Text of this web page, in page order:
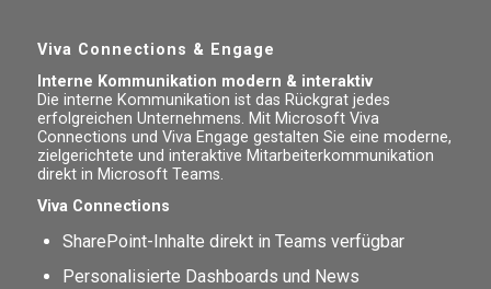
Viva Connections & Engage
Interne Kommunikation modern & interaktiv
Die interne Kommunikation ist das Rückgrat jedes
erfolgreichen Unternehmens. Mit Microsoft Viva
Connections und Viva Engage gestalten Sie eine moderne,
zielgerichtete und interaktive Mitarbeiterkommunikation
direkt in Microsoft Teams.
Viva Connections
SharePoint-Inhalte direkt in Teams verfügbar
Personalisierte Dashboards und News